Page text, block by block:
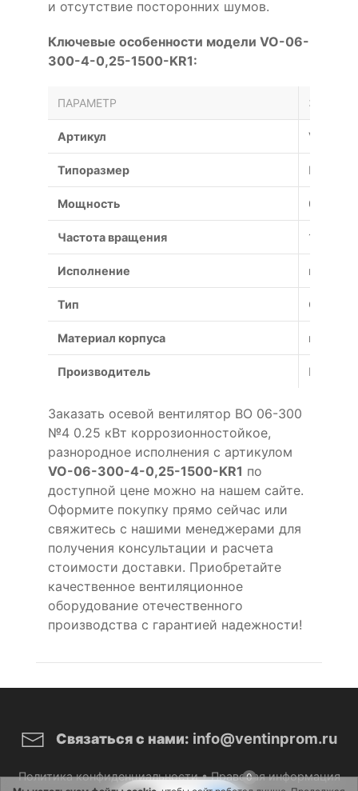
0
и отсутствие посторонних шумов.
Ключевые особенности модели VO-06-
300-4-0,25-1500-KR1:
ПАРАМЕТР
Артикул VO-06-
Типоразмер №4
Мощность 0.25 кВт
Частота вращения 1500
Исполнение
Тип Осевой
Материал корпуса
Производитель Россия
Заказать осевой вентилятор ВО 06-300
№4 0.25 кВт коррозионностойкое,
разнородное исполнения с артикулом
VO-06-300-4-0,25-1500-KR1 по
доступной цене можно на нашем сайте.
Оформите покупку прямо сейчас или
свяжитесь с нашими менеджерами для
получения консультации и расчета
стоимости доставки. Приобретайте
качественное вентиляционное
оборудование отечественного
производства с гарантией надежности!
Связаться с нами: info@ventinprom.ru
Политика конфиденциальности•Правовая информация